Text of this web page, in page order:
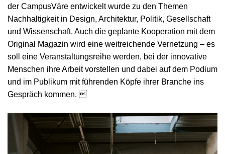
der CampusVäre entwickelt wurde zu den Themen
Nachhaltigkeit in Design, Architektur, Politik, Gesellschaft
und Wissenschaft. Auch die geplante Kooperation mit dem
Original Magazin wird eine weitreichende Vernetzung – es
soll eine Veranstaltungsreihe werden, bei der innovative
Menschen ihre Arbeit vorstellen und dabei auf dem Podium
und im Publikum mit führenden Köpfe ihrer Branche ins
Gespräch kommen. 